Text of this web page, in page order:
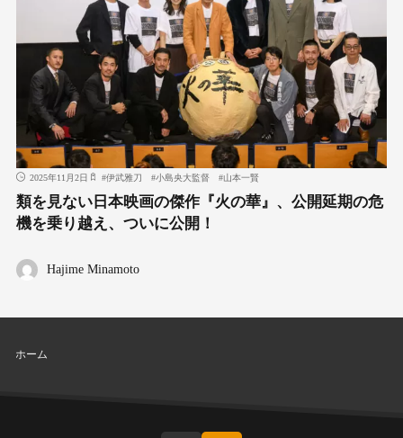
2025年11月2日 #伊武雅刀 #小島央大監督 #山本一賢
類を見ない日本映画の傑作『火の華』、公開延期の危
機を乗り越え、ついに公開！
Hajime Minamoto
ホーム